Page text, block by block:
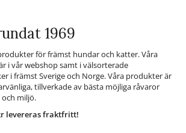
1969
för främst hundar och katter. Våra
i vår webshop samt i välsorterade
i främst Sverige och Norge. Våra produkter är
tillverkade av bästa möjliga råvaror
miljö.
levereras fraktfritt!